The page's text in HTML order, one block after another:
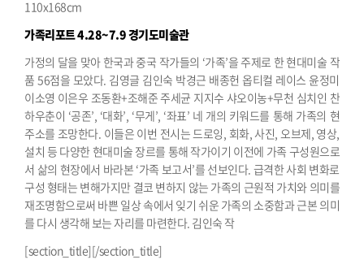
가족리포트4.28~7.9 경기도미술관
가정의 달을 맞아 한국과 중국 작가들의 ‘가족’을 주제로 한 현대미술 작
품 56점을 모았다. 김영글 김인숙 박경근 배종헌 옵티컬 레이스 윤정미
이소영 이은우 조동환+조해준 주세균 지지수 샤오이농+무천 심치인 찬
하우춘이 ‘공존’, ‘대화’, ‘무게’, ‘좌표’ 네 개의 키워드를 통해 가족의 현
주소를 조망한다. 이들은 이번 전시는 드로잉, 회화, 사진, 오브제, 영상,
설치 등 다양한 현대미술 장르를 통해 작가이기 이전에 가족 구성원으로
서 삶의 현장에서 바라본 ‘가족 보고서’를 선보인다. 급격한 사회 변화로
구성 형태는 변해가지만 결코 변하지 않는 가족의 근원적 가치와 의미를
재조명함으로써 바쁜 일상 속에서 잊기 쉬운 가족의 소중함과 근본 의미
를 다시 생각해 보는 자리를 마련한다. 김인숙 작
[section_title][/section_title]